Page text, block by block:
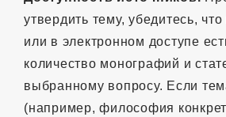
утвердить тему, убедитесь,
или в электронном доступе
количество монографий и
выбранному вопросу. Если
(например, философия